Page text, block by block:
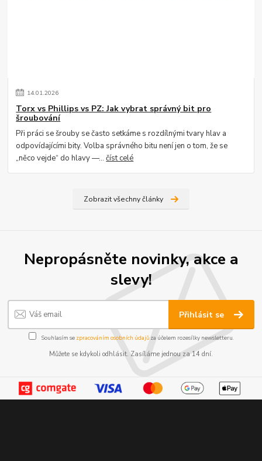
14.01.2026
Torx vs Phillips vs PZ: Jak vybrat správný bit pro
šroubování
Při práci se šrouby se často setkáme s rozdílnými tvary hlav a
odpovídajícími bity. Volba správného bitu není jen o tom, že se
„něco vejde“ do hlavy —...číst celé
Zobrazit všechny články
Nepropásněte novinky, akce a
slevy!
Přihlásit se
Souhlasím se zpracováním osobních údajůza účelem rozesílky newsletteru.
Můžete se kdykoli odhlásit. Zasíláme jednou za 14 dní.